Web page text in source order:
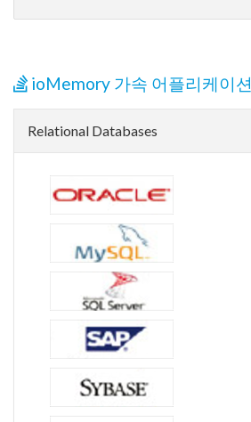
ioMemory 가속 어플리케이션
Relational Databases